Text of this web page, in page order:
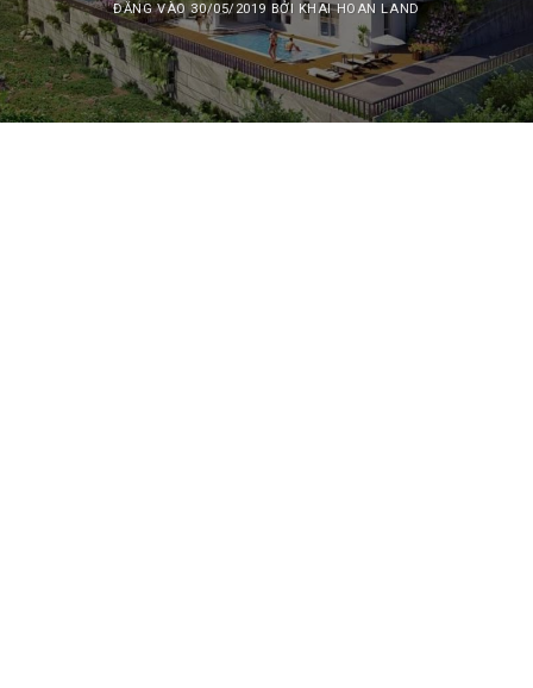
ĐĂNG VÀO30/05/2019 BỞI KHAI HOAN LAND